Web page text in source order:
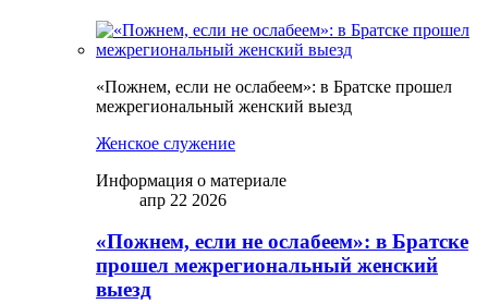
«Пожнем, если не ослабеем»: в Братске прошел
межрегиональный женский выезд
Женское служение
Информация о материале
апр 22 2026
«Пожнем, если не ослабеем»: в Братске
прошел межрегиональный женский
выезд